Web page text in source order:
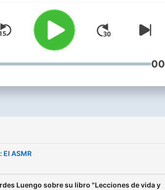
El ASMR
Luengo sobre su libro "Lecciones de vida y